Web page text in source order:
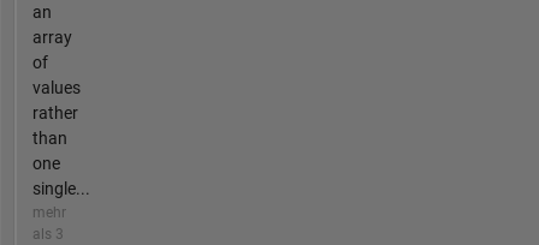
an
array
of
values
rather
than
one
single...
mehr
als 3